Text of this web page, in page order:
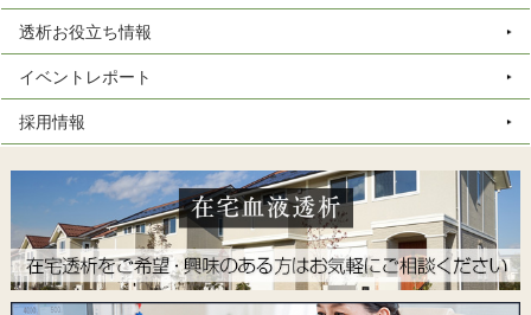
透析お役立ち情報
イベントレポート
採用情報